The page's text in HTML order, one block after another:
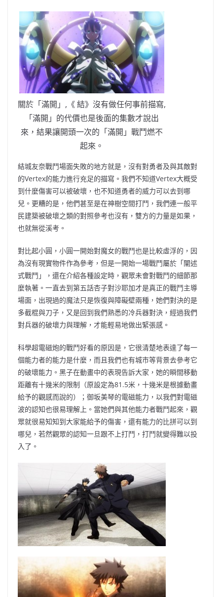
關於「滿開」,《 結》沒有做任何事前描寫,
「滿開」的代價也是後面的集數才說出
來，結果讓開頭一次的「滿開」戰鬥燃不
起來。
結城友奈戰鬥場面失敗的地方就是，沒有對勇者及與其敵對
的Vertex的能力進行充足的描寫。我們不知道Vertex大概受
到什麼傷害可以被破壞，也不知道勇者的威力可以去到哪
兒。更糟的是，他們甚至是在神樹空間打鬥，我們連一般平
民建築被破壞之類的對照參考也沒有，雙方的力量是如果，
也就無從溪考。
對比起小圓，小圓一開始對魔女的戰鬥也是比較虛浮的，因
為沒有現實物件作為參考，但是一開始一場戰鬥屬於「闡述
式戰鬥」，還在介紹各種設定時，觀眾未會對戰鬥的細節那
麼執著。一直去到第五話杏子對沙耶加才是真正的戰鬥主導
場面，出現過的魔法只是恢復與障礙壁兩種，她們對決的是
多截棍與刀子，又是回到我們熟悉的冷兵器對決，經過我們
對兵器的破壞力與理解，才能輕易地做出緊張感。
科學超電磁炮的戰鬥好看的原因是，它很清楚地表達了每一
個能力者的能力是什麼，而且我們也有城市等背景去參考它
的破壞能力。黑子在動畫中的表現告訴大家，她的瞬間移動
距離有十幾米的限制（原設定為81.5米，十幾米是根據動畫
給予的觀感而說的）；御坂美琴的電磁能力，以我們對電磁
波的認知也很易理解上。當她們與其他能力者戰鬥起來，觀
眾就很易知知到大家能給予的傷害，還有能力的比拼可以到
哪兒，若然觀眾的認知一旦跟不上打鬥，打鬥就變得難以投
入了。